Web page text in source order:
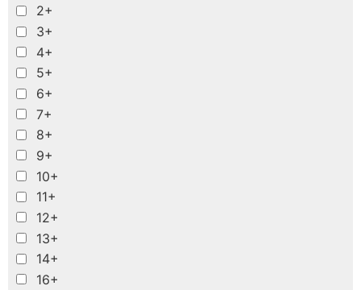
2+
3+
4+
5+
6+
7+
8+
9+
10+
11+
12+
13+
14+
16+